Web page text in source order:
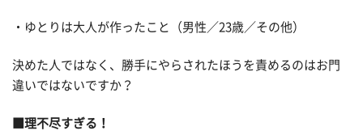
・ゆとりは大人が作ったこと（男性／23歳／その他）
決めた人ではなく、勝手にやらされたほうを責めるのはお門
違いではないですか？
■理不尽すぎる！